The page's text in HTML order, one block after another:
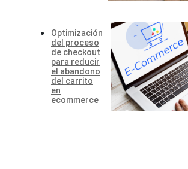
Optimización
del proceso
de checkout
para reducir
el abandono
del carrito
en
ecommerce